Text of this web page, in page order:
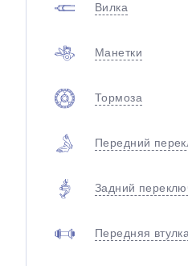
Вилка
Манетки
Тормоза
Передний
Задний
Передняя втулка